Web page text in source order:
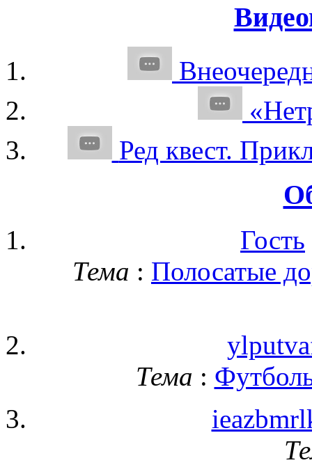
Ред квест.
Гость
Тема : Полосатые
Тема :